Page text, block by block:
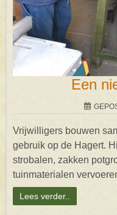
Een
Vrijwilligers bouwen
gebruik op de Hagert.
strobalen, zakken
tuinmaterialen
Lees verder..